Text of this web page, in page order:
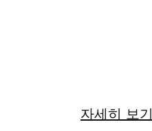
자세히 보기